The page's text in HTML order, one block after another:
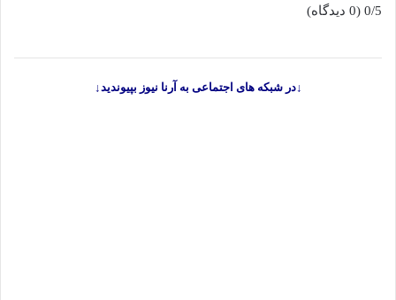
0/5 (0 دیدگاه)
↓در شبکه های اجتماعی به آرنا نیوز بپیوندید↓